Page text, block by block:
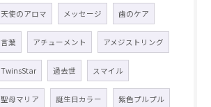
天使のアロマ メッセージ 歯のケア
言葉 アチューメント アメジストリング
TwinsStar 過去世 スマイル
聖母マリア 誕生日カラー 紫色プルプル